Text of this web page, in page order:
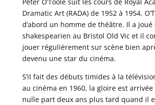
Dramatic Art (RADA) de 1952 à 1954.
d’abord un homme de théâtre. Il a
shakespearien au Bristol Old Vic et il
jouer régulièrement sur scène bien
devenu une star du cinéma.
S’il fait des débuts timides à la
au cinéma en 1960, la gloire est
nulle part deux ans plus tard quand il